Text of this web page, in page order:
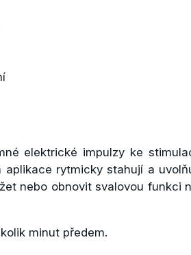
elektrické impulzy ke
aplikace rytmicky stahují a
nebo obnovit svalovou funkci
minut předem.